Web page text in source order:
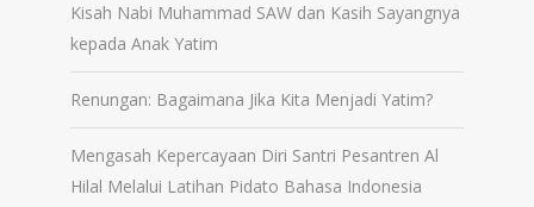
Kisah Nabi Muhammad SAW dan Kasih Sayangnya
kepada Anak Yatim
Renungan: Bagaimana Jika Kita Menjadi Yatim?
Mengasah Kepercayaan Diri Santri Pesantren Al
Hilal Melalui Latihan Pidato Bahasa Indonesia